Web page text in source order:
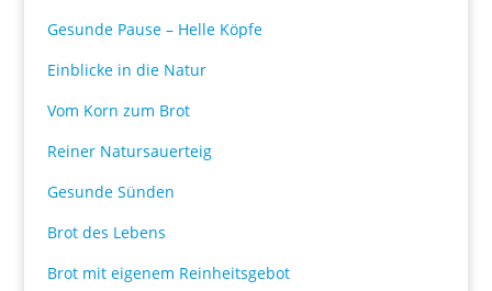
Gesunde Pause – Helle Köpfe
Einblicke in die Natur
Vom Korn zum Brot
Reiner Natursauerteig
Gesunde Sünden
Brot des Lebens
Brot mit eigenem Reinheitsgebot